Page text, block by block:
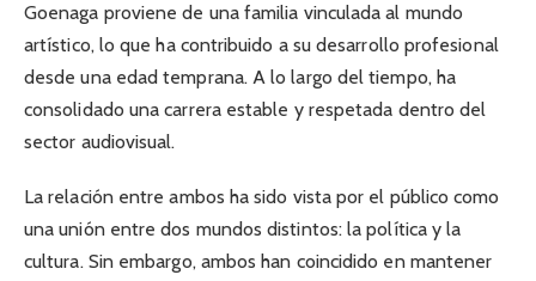
Goenaga proviene de una familia vinculada al mundo
artístico, lo que ha contribuido a su desarrollo profesional
desde una edad temprana. A lo largo del tiempo, ha
consolidado una carrera estable y respetada dentro del
sector audiovisual.
La relación entre ambos ha sido vista por el público como
una unión entre dos mundos distintos: la política y la
cultura. Sin embargo, ambos han coincidido en mantener